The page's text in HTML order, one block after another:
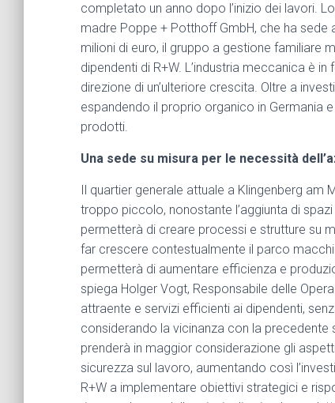
completato un anno dopo l’inizio dei lavori.
madre Poppe + Potthoff GmbH, che ha sede
milioni di euro, il gruppo a gestione familiare
dipendenti di R+W. L’industria meccanica è
direzione di un’ulteriore crescita. Oltre a
espandendo il proprio organico in Germania
prodotti.
Una sede su misura per le necessità
Il quartier generale attuale a Klingenberg am
troppo piccolo, nonostante l’aggiunta di
permetterà di creare processi e strutture su
far crescere contestualmente il parco
permetterà di aumentare efficienza e
spiega Holger Vogt, Responsabile delle
attraente e servizi efficienti ai dipendenti,
considerando la vicinanza con la precedente
prenderà in maggior considerazione gli
sicurezza sul lavoro, aumentando così
R+W a implementare obiettivi strategici e